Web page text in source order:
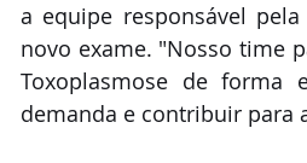
a equipe responsável
novo exame. "Nosso time
Toxoplasmose de forma
demanda e contribuir para